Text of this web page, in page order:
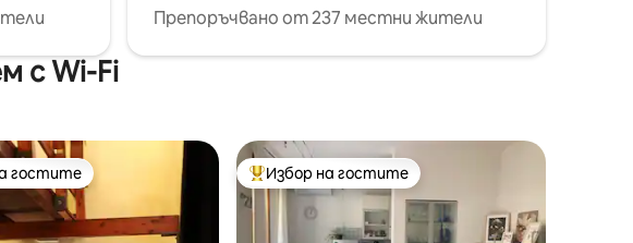
Препоръчвано от 237 местни жители
с Wi-Fi
избор на гостите
гостите Най-популярен избор на гостите
Избор на гостите